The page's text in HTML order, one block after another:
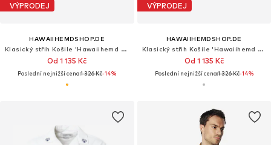
VÝPRODEJ
HAWAIIHEMDSHOP.DE
Klasický střih Košile 'Hawaiihemd "Beer in Paradise"'
Od 1 135 Kč
Poslední nejnižší cena:1 326 Kč-14%
VÝPRODEJ
HAWAIIHEMDSHOP.DE
Klasický střih Košile 'Hawaiihemd Night on Hawaii'
Od 1 135 Kč
Poslední nejnižší cena:1 326 Kč-14%